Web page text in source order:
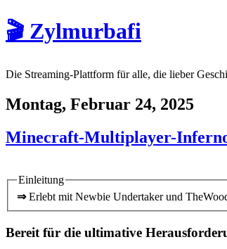
🎬 Zylmurbafi
Die Streaming-Plattform für alle, die lieber
Montag, Februar 24, 2025
Minecraft-Multiplayer-
Einleitung
⇒Erlebt mit Newbie Undertaker und
Bereit für die ultimative